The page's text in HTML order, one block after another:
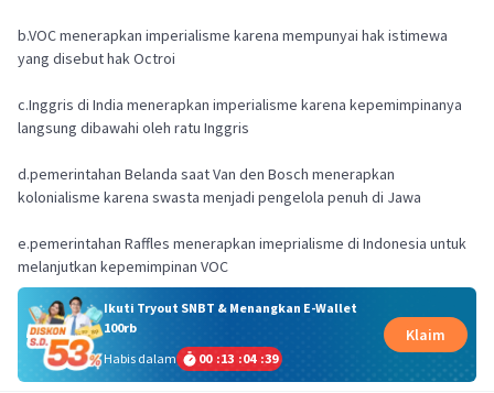
b.VOC menerapkan imperialisme karena mempunyai hak istimewa
yang disebut hak Octroi
c.Inggris di India menerapkan imperialisme karena kepemimpinanya
langsung dibawahi oleh ratu Inggris
d.pemerintahan Belanda saat Van den Bosch menerapkan
kolonialisme karena swasta menjadi pengelola penuh di Jawa
e.pemerintahan Raffles menerapkan imeprialisme di Indonesia untuk
melanjutkan kepemimpinan VOC
Ikuti Tryout SNBT & Menangkan E-Wallet
100rb
Habis dalam
00 :13 :04 :39
Klaim